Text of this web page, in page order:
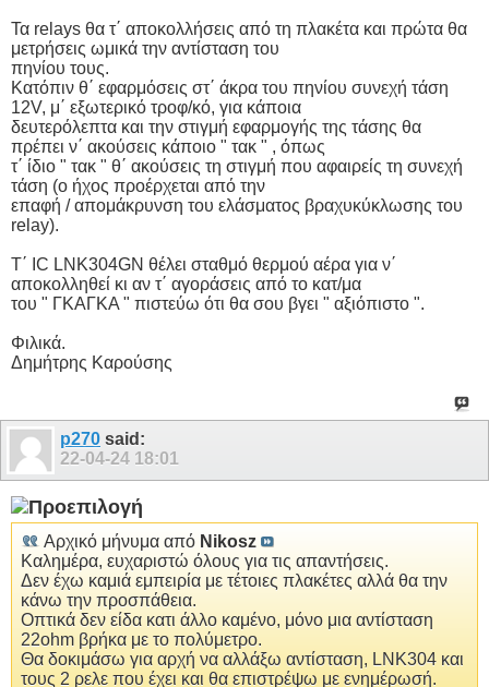
Τα relays θα τ΄ αποκολλήσεις από τη πλακέτα και πρώτα θα
μετρήσεις ωμικά την αντίσταση του
πηνίου τους.
Κατόπιν θ΄ εφαρμόσεις στ΄ άκρα του πηνίου συνεχή τάση
12V, μ΄ εξωτερικό τροφ/κό, για κάποια
δευτερόλεπτα και την στιγμή εφαρμογής της τάσης θα
πρέπει ν΄ ακούσεις κάποιο " τακ " , όπως
τ΄ ίδιο " τακ " θ΄ ακούσεις τη στιγμή που αφαιρείς τη συνεχή
τάση (ο ήχος προέρχεται από την
επαφή / απομάκρυνση του ελάσματος βραχυκύκλωσης του
relay).
Τ΄ IC LNK304GN θέλει σταθμό θερμού αέρα για ν΄
αποκολληθεί κι αν τ΄ αγοράσεις από το κατ/μα
του " ΓΚΑΓΚΑ " πιστεύω ότι θα σου βγει " αξιόπιστο ".
Φιλικά.
Δημήτρης Καρούσης
p270 said:
22-04-24 18:01
Αρχικό μήνυμα από Nikosz
Καλημέρα, ευχαριστώ όλους για τις απαντήσεις.
Δεν έχω καμιά εμπειρία με τέτοιες πλακέτες αλλά θα την
κάνω την προσπάθεια.
Οπτικά δεν είδα κατι άλλο καμένο, μόνο μια αντίσταση
22ohm βρήκα με το πολύμετρο.
Θα δοκιμάσω για αρχή να αλλάξω αντίσταση, LNK304 και
τους 2 ρελε που έχει και θα επιστρέψω με ενημέρωσή.